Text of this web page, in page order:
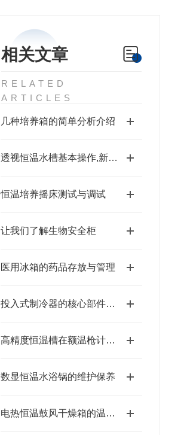
相关文章
RELATED
ARTICLES
几种培养箱的简单分析介绍
透视恒温水槽基本操作,新手不得不看
恒温培养摇床测试与调试
让我们了解生物安全柜
医用冰箱的药品存放与管理
投入式制冷器的核心部件：浸入式冷却头的材质与设计特点
高精度恒温槽在额温枪计量校准上的应用
数显恒温水浴锅的维护保养
电热恒温鼓风干燥箱的温度度、波动度、均匀度定义